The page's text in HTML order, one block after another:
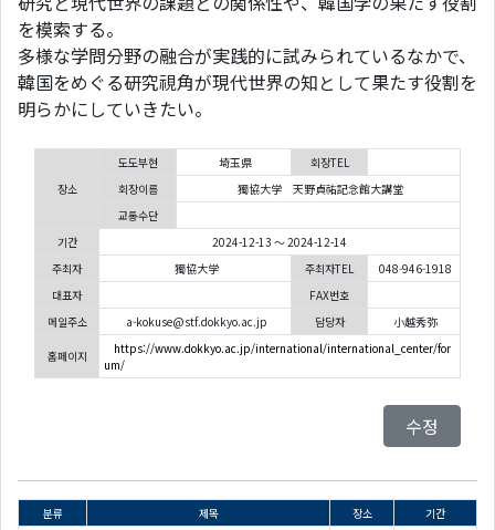
を模索する。
多様な学問分野の融合が実践的に試みられているなかで、
韓国をめぐる研究視角が現代世界の知として果たす役割を
明らかにしていきたい。
장소
도도부현 埼玉県
회장TEL
회장이름
獨協大学 天野貞祐記念館大講堂
교통수단
기간
2024-12-13 ～ 2024-12-14
주최자
獨協大学 주최자TEL
048-946-1918
대표자
FAX번호
메일주소
a-kokuse@stf.dokkyo.ac.jp 담당자 小越秀弥
홈페이지
https://www.dokkyo.ac.jp/international/international_center/for
um/
수정
분류 제목 장소 기간